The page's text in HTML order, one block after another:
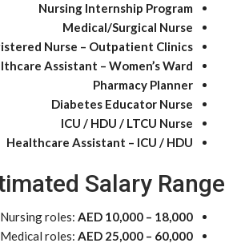
Nursing Internship Program
Medical/Surgical Nurse
Nurse – Outpatient Clinics
Assistant – Women’s Ward
Pharmacy Planner
Diabetes Educator Nurse
ICU / HDU / LTCU Nurse
Healthcare Assistant – ICU / HDU
Salary Range
Nursing roles: AED 10,000 – 18,000
Medical roles: AED 25,000 – 60,000